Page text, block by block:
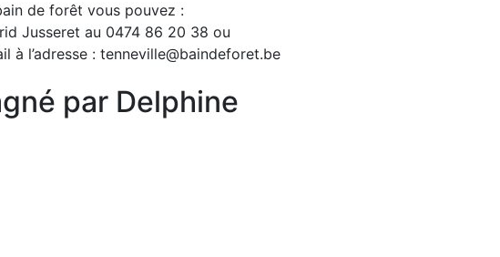
de forêt vous pouvez :
Jusseret au 0474 86 20 38 ou
à l’adresse : tenneville@baindeforet.be
par Delphine